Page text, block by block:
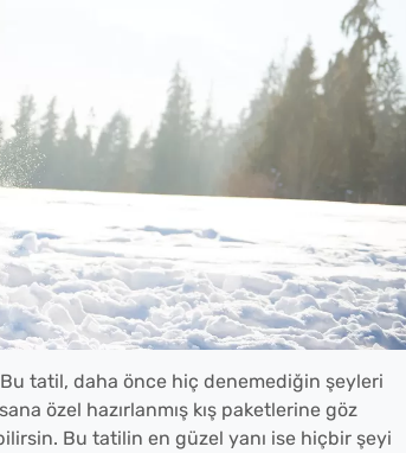
tatil, daha önce hiç denemediğin şeyleri
özel hazırlanmış kış paketlerine göz
Bu tatilin en güzel yanı ise hiçbir şeyi